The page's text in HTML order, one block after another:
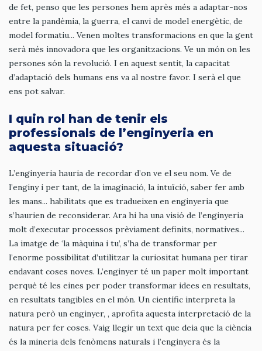
de fet, penso que les persones hem après més a adaptar-nos
entre la pandèmia, la guerra, el canvi de model energètic, de
model formatiu... Venen moltes transformacions en que la gent
serà més innovadora que les organitzacions. Ve un món on les
persones són la revolució. I en aquest sentit, la capacitat
d’adaptació dels humans ens va al nostre favor. I serà el que
ens pot salvar.
I quin rol han de tenir els
professionals de l’enginyeria en
aquesta situació?
L’enginyeria hauria de recordar d’on ve el seu nom. Ve de
l’enginy i per tant, de la imaginació, la intuïció, saber fer amb
les mans... habilitats que es tradueixen en enginyeria que
s’haurien de reconsiderar. Ara hi ha una visió de l’enginyeria
molt d’executar processos prèviament definits, normatives...
La imatge de ‘la màquina i tu’, s’ha de transformar per
l’enorme possibilitat d’utilitzar la curiositat humana per tirar
endavant coses noves. L’enginyer té un paper molt important
perquè té les eines per poder transformar idees en resultats,
en resultats tangibles en el món. Un científic interpreta la
natura però un enginyer, , aprofita aquesta interpretació de la
natura per fer coses. Vaig llegir un text que deia que la ciència
és la mineria dels fenòmens naturals i l’enginyera és la